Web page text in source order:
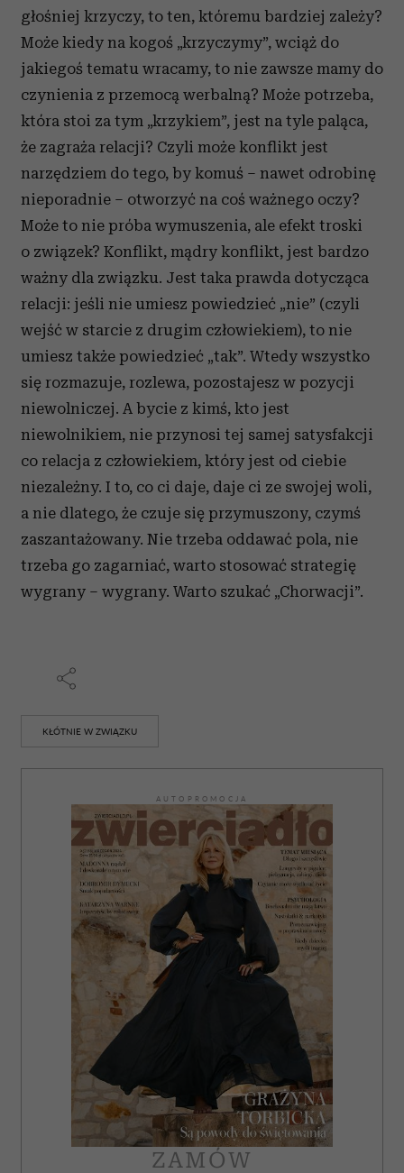
głośniej krzyczy, to ten, któremu bardziej zależy?
Może kiedy na kogoś „krzyczymy”, wciąż do
jakiegoś tematu wracamy, to nie zawsze mamy do
czynienia z przemocą werbalną? Może potrzeba,
która stoi za tym „krzykiem”, jest na tyle paląca,
że zagraża relacji? Czyli może konflikt jest
narzędziem do tego, by komuś – nawet odrobinę
nieporadnie – otworzyć na coś ważnego oczy?
Może to nie próba wymuszenia, ale efekt troski
o związek? Konflikt, mądry konflikt, jest bardzo
ważny dla związku. Jest taka prawda dotycząca
relacji: jeśli nie umiesz powiedzieć „nie” (czyli
wejść w starcie z drugim człowiekiem), to nie
umiesz także powiedzieć „tak”. Wtedy wszystko
się rozmazuje, rozlewa, pozostajesz w pozycji
niewolniczej. A bycie z kimś, kto jest
niewolnikiem, nie przynosi tej samej satysfakcji
co relacja z człowiekiem, który jest od ciebie
niezależny. I to, co ci daje, daje ci ze swojej woli,
a nie dlatego, że czuje się przymuszony, czymś
zaszantażowany. Nie trzeba oddawać pola, nie
trzeba go zagarniać, warto stosować strategię
wygrany – wygrany. Warto szukać „Chorwacji”.
KŁÓTNIE W ZWIĄZKU
AUTOPROMOCJA
ZAMÓW